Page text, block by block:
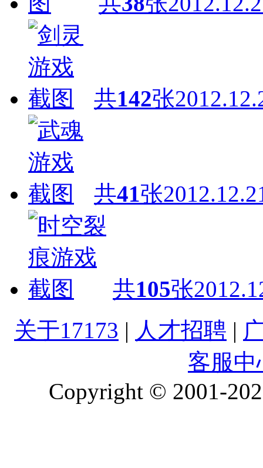
共142张
共41张
共105张
关于17173 | 人才招聘 |
客服中
Copyright © 2001-